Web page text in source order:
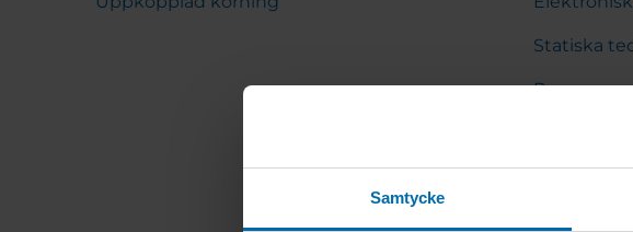
Samtycke
Statiska